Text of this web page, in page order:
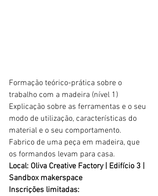
Formação teórico-prática sobre o
trabalho com a madeira (nível 1)
Explicação sobre as ferramentas e o seu
modo de utilização, características do
material e o seu comportamento.
Fabrico de uma peça em madeira, que
os formandos levam para casa.
Local: Oliva Creative Factory | Edifício 3 |
Sandbox makerspace
Inscrições limitadas: